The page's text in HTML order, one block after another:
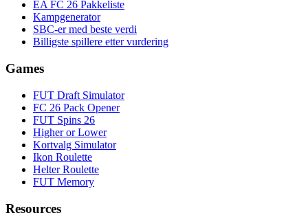
EA FC 26 Pakkeliste
Kampgenerator
SBC-er med beste verdi
Billigste spillere etter vurdering
Games
FUT Draft Simulator
FC 26 Pack Opener
FUT Spins 26
Higher or Lower
Kortvalg Simulator
Ikon Roulette
Helter Roulette
FUT Memory
Resources